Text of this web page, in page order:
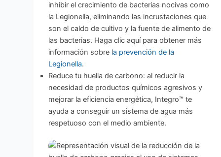
inhibir el crecimiento de bacterias nocivas como
la Legionella, eliminando las incrustaciones que
son el caldo de cultivo y la fuente de alimento de
las bacterias. Haga clic aquí para obtener más
información sobre la prevención de la
Legionella.
Reduce tu huella de carbono: al reducir la
necesidad de productos químicos agresivos y
mejorar la eficiencia energética, Integro™ te
ayuda a conseguir un sistema de agua más
respetuoso con el medio ambiente.